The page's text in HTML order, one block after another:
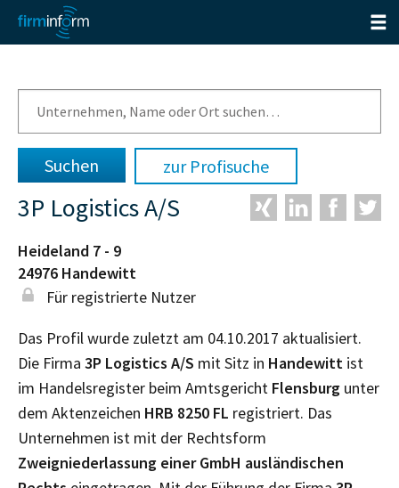
zur Profisuche
3P Logistics A/S
Heideland 7 - 9
24976 Handewitt
Für registrierte Nutzer
Das Profil wurde zuletzt am 04.10.2017 aktualisiert.
Die Firma 3P Logistics A/S mit Sitz in Handewitt ist
im Handelsregister beim Amtsgericht Flensburg unter
dem Aktenzeichen HRB 8250 FL registriert. Das
Unternehmen ist mit der Rechtsform
Zweigniederlassung einer GmbH ausländischen